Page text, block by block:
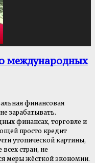
международных
финансовая
зарабатывать.
финансах, торговле и
просто кредит
утопической картины,
стран, не
меры жёсткой экономии.